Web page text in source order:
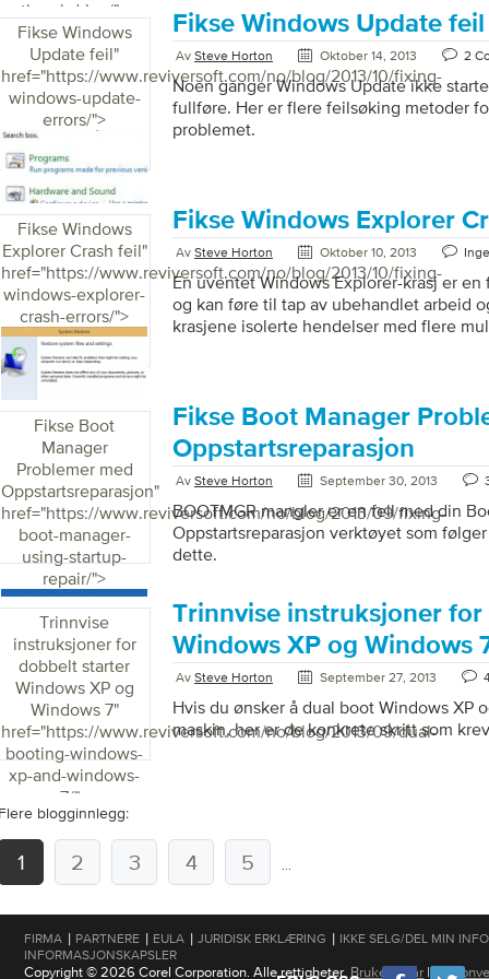
thumbdrive/">
forhandler (eller e-tailer) som selger OS-
platen (e) til deg. Dette betyr imidlertid
det selv. Det er ganske enkelt egentlig,
ned ISO-filen (en ISO-fil er et komplett
programvaren […]
Fikse Windows
Update feil"
href="https://www.reviversoft.com/no/blog/2013/10/fixing-
windows-update-
errors/">
Fikse Windows Update feil
Av Steve Horton Oktober 14, 2013 2
Noen ganger Windows Update ikke
fullføre. Her er flere feilsøking metoder
problemet.
Fikse Windows
Explorer Crash feil"
href="https://www.reviversoft.com/no/blog/2013/10/fixing-
windows-explorer-
crash-errors/">
Fikse Windows Explorer
Av Steve Horton Oktober 10, 2013
En uventet Windows Explorer-krasj er
og kan føre til tap av ubehandlet arbeid
krasjene isolerte hendelser med flere
mulige årsaker, derfor må du kanskje
fikse det. Ditt første skritt bør være å
sikkerhetsprogramvare. Hvis du ikke har
sikkerhetsprogramvare, anbefales det å
Fikse Boot
Manager
Problemer med
Oppstartsreparasjon"
href="https://www.reviversoft.com/no/blog/2013/09/fixing-
boot-manager-
using-startup-
repair/">
Fikse Boot Manager
Oppstartsreparasjon
Av Steve Horton September 30, 2013
BOOTMGR mangler er en feil med din
Oppstartsreparasjon verktøyet som
dette.
Trinnvise
instruksjoner for
dobbelt starter
Windows XP og
Windows 7"
href="https://www.reviversoft.com/no/blog/2013/09/dual-
booting-windows-
xp-and-windows-
7/">
Trinnvise instruksjoner
Windows XP og Windows
Av Steve Horton September 27, 2013
Hvis du ønsker å dual boot Windows XP
maskin, her er de konkrete skritt som
blogginnlegg:
1 2 3 4 5 ...
FIRMA | PARTNERE | EULA | JURIDISK ERKLÆRING | IKKE SELG/DEL MIN
INFORMASJONSKAPSLER
Copyright © 2026 Corel Corporation. Alle rettigheter. Brukervilkår |